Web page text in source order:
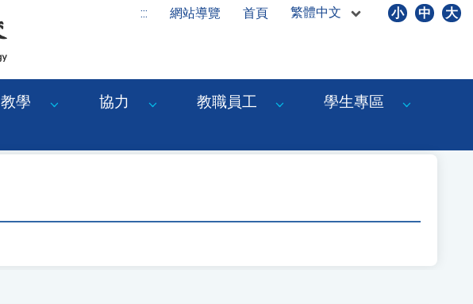
::: 網站導覽 首頁 繁體中文 小 中 大
教學 協力 教職員工
學生專區